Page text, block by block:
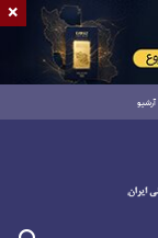
آرشیو
×